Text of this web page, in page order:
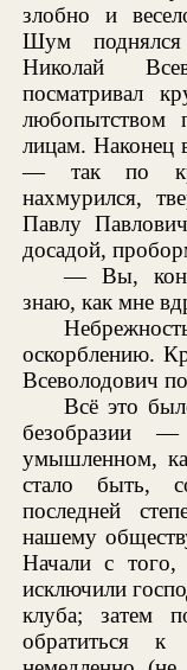
злобно и
Шум
Николай
посматривал
любопытством
лицам. Наконец
— так по
нахмурился,
Павлу
досадой,
— Вы,
знаю, как мне
оскорблению.
Всеволодович
Всё это
безобразии —
умышленном,
стало быть,
последней
нашему
Начали с
исключили
клуба; затем
обратиться